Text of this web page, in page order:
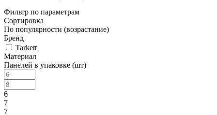
Фильтр по параметрам
Сортировка
По популярности (возрастание)
Бренд
Tarkett
Материал
Панелей в упаковке (шт)
6
7
7